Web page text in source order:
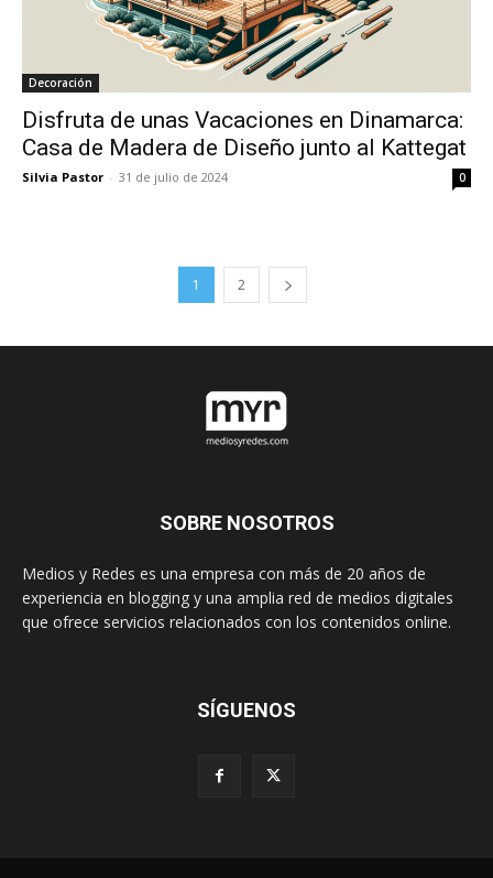
Decoración
Disfruta de unas Vacaciones en Dinamarca:
Casa de Madera de Diseño junto al Kattegat
Silvia Pastor - 31 de julio de 2024 0
1 2
SOBRE NOSOTROS
Medios y Redes es una empresa con más de 20 años de
experiencia en blogging y una amplia red de medios digitales
que ofrece servicios relacionados con los contenidos online.
SÍGUENOS